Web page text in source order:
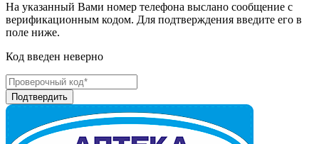
На указанный Вами номер телефона выслано сообщение с
верификационным кодом. Для подтверждения введите его в
поле ниже.
Код введен неверно